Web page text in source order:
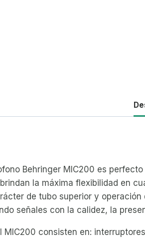
Behringer MIC200 es
la máxima flexibilidad en
de tubo superior y
señales con la calidez, la
MIC200 consisten en: